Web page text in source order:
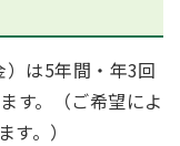
は5年間・年3回
す。（ご希望によ
。）